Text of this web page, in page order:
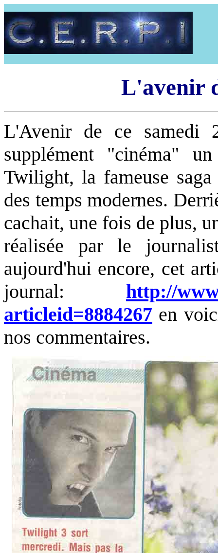
L'avenir
L'Avenir de ce samedi
supplément "cinéma"
Twilight, la fameuse
des temps modernes.
cachait, une fois de plus,
réalisée par le
aujourd'hui encore, cet
journal: http://
articleid=8884267 en
nos commentaires.